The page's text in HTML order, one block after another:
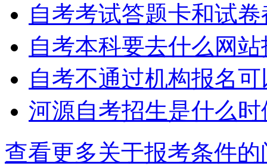
自考考试答题卡和试
自考本科要去什么网
自考不通过机构报名
河源自考招生是什么时
查看更多关于报考条件